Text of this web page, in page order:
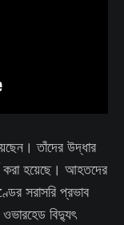
তাঁদের উদ্ধার
করা হয়েছে। আহতদের
সরাসরি প্রভাব
বিদ্যুৎ